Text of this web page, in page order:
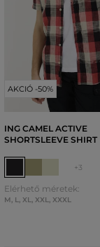
AKCIÓ -50%
ING CAMEL ACTIVE
SHORTSLEEVE SHIRT
+3
Elérhető méretek:
M, L, XL, XXL, XXXL